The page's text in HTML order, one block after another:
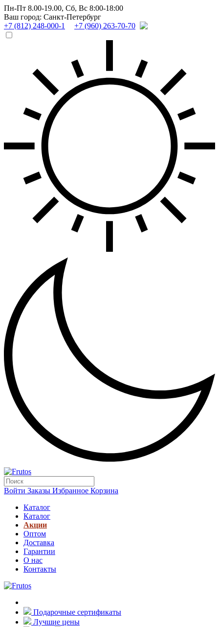
Пн-Пт 8.00-19.00, Сб, Вс 8:00-18:00
Ваш город: Санкт-Петербург
+7 (812) 248-000-1
+7 (960) 263-70-70
Войти Заказы Избранное Корзина
Каталог
Каталог
Акции
Оптом
Доставка
Гарантии
О нас
Контакты
Подарочные сертификаты
Лучшие цены